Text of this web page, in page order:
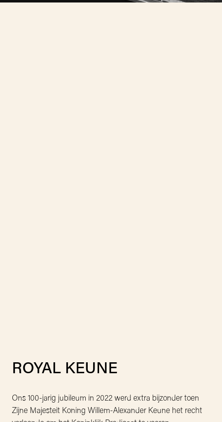
ROYAL KEUNE
Ons 100-jarig jubileum in 2022 werd extra bijzonder toen
Zijne Majesteit Koning Willem-Alexander Keune het recht